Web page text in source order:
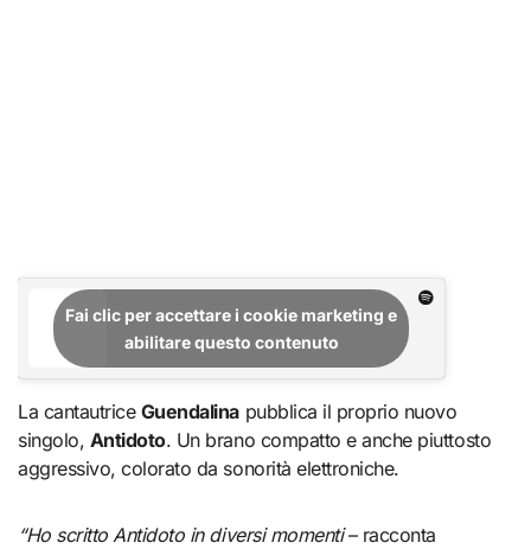
Fai clic per accettare i cookie marketing e
abilitare questo contenuto
La cantautrice Guendalina pubblica il proprio nuovo
singolo, Antidoto. Un brano compatto e anche piuttosto
aggressivo, colorato da sonorità elettroniche.
“Ho scritto Antidoto in diversi momenti– racconta